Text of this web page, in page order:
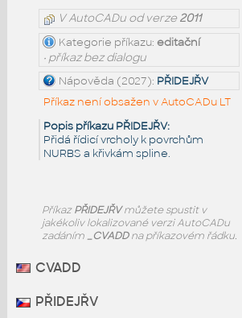
V AutoCADu od verze2011
Kategorie příkazu: editační
• příkaz bez dialogu
Nápověda (2027): PŘIDEJŘV
Příkaz není obsažen v AutoCADu LT
Popis příkazu PŘIDEJŘV:
Přidá řídicí vrcholy k povrchům
NURBS a křivkám spline.
PříkazPŘIDEJŘVmůžete spustit v
jakékoliv lokalizované verzi AutoCADu
zadáním _CVADDna příkazovém řádku.
CVADD
PŘIDEJŘV